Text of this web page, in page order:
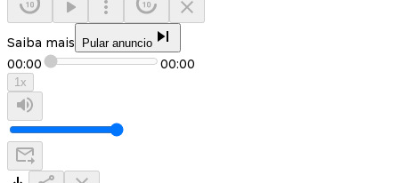
Saiba mais Pular anuncio
00:00 00:00
1x